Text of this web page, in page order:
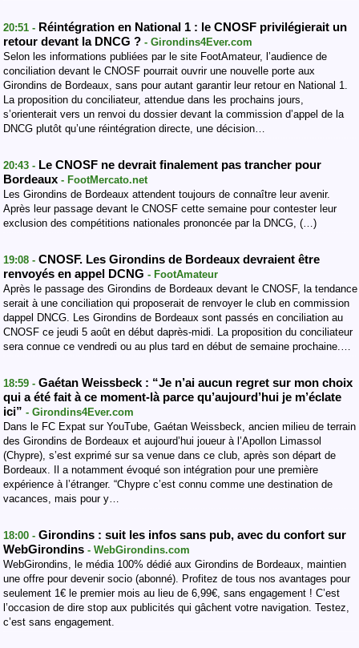
20:51 - Réintégration en National 1 : le CNOSF privilégierait un
retour devant la DNCG ? - Girondins4Ever.com
Selon les informations publiées par le site FootAmateur, l’audience de
conciliation devant le CNOSF pourrait ouvrir une nouvelle porte aux
Girondins de Bordeaux, sans pour autant garantir leur retour en National 1.
La proposition du conciliateur, attendue dans les prochains jours,
s’orienterait vers un renvoi du dossier devant la commission d’appel de la
DNCG plutôt qu’une réintégration directe, une décision…
20:43 - Le CNOSF ne devrait finalement pas trancher pour
Bordeaux - FootMercato.net
Les Girondins de Bordeaux attendent toujours de connaître leur avenir.
Après leur passage devant le CNOSF cette semaine pour contester leur
exclusion des compétitions nationales prononcée par la DNCG, (…)
19:08 - CNOSF. Les Girondins de Bordeaux devraient être
renvoyés en appel DCNG - FootAmateur
Après le passage des Girondins de Bordeaux devant le CNOSF, la tendance
serait à une conciliation qui proposerait de renvoyer le club en commission
dappel DNCG. Les Girondins de Bordeaux sont passés en conciliation au
CNOSF ce jeudi 5 août en début daprès-midi. La proposition du conciliateur
sera connue ce vendredi ou au plus tard en début de semaine prochaine.…
18:59 - Gaétan Weissbeck : “Je n’ai aucun regret sur mon choix
qui a été fait à ce moment-là parce qu’aujourd’hui je m’éclate
ici” - Girondins4Ever.com
Dans le FC Expat sur YouTube, Gaétan Weissbeck, ancien milieu de terrain
des Girondins de Bordeaux et aujourd’hui joueur à l’Apollon Limassol
(Chypre), s’est exprimé sur sa venue dans ce club, après son départ de
Bordeaux. Il a notamment évoqué son intégration pour une première
expérience à l’étranger. “Chypre c’est connu comme une destination de
vacances, mais pour y…
18:00 - Girondins : suit les infos sans pub, avec du confort sur
WebGirondins - WebGirondins.com
WebGirondins, le média 100% dédié aux Girondins de Bordeaux, maintien
une offre pour devenir socio (abonné). Profitez de tous nos avantages pour
seulement 1€ le premier mois au lieu de 6,99€, sans engagement ! C’est
l’occasion de dire stop aux publicités qui gâchent votre navigation. Testez,
c’est sans engagement.